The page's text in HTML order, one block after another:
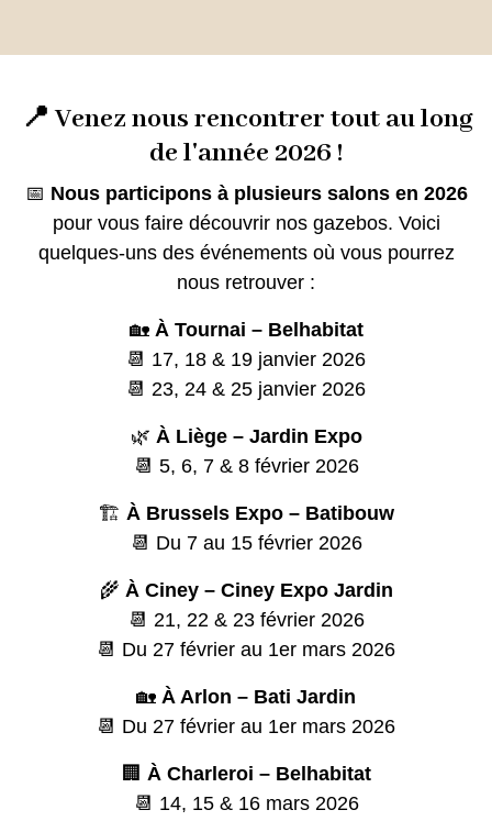
📍 Venez nous rencontrer tout au long
de l'année 2026 !
📅 Nous participons à plusieurs salons en 2026
pour vous faire découvrir nos gazebos. Voici
quelques-uns des événements où vous pourrez
nous retrouver :
🏡 À Tournai – Belhabitat
📆 17, 18 & 19 janvier 2026
📆 23, 24 & 25 janvier 2026
🌿 À Liège – Jardin Expo
📆 5, 6, 7 & 8 février 2026
🏗️ À Brussels Expo – Batibouw
📆 Du 7 au 15 février 2026
🌾 À Ciney – Ciney Expo Jardin
📆 21, 22 & 23 février 2026
📆 Du 27 février au 1er mars 2026
🏡 À Arlon – Bati Jardin
📆 Du 27 février au 1er mars 2026
🏢 À Charleroi – Belhabitat
📆 14, 15 & 16 mars 2026